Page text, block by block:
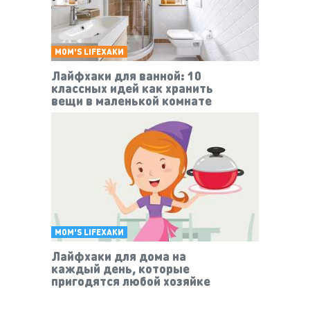
MOM'S LIFEХАКИ
Лайфхаки для ванной: 10
классных идей как хранить
вещи в маленькой комнате
MOM'S LIFEХАКИ
Лайфхаки для дома на
каждый день, которые
пригодятся любой хозяйке